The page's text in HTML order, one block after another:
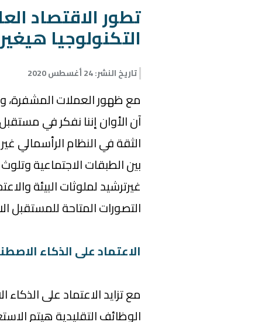
تطور الاقتصاد
التكنولوجيا
تاريخ النشر:24 أغسطس 2020
مع ظهور العملات المشفرة،
آن الأوان إننا نفكر في
الثقة في النظام الرأسمالي
بين الطبقات الاجتماعية
غيرترشيد لملوثات البيئة
التصورات المتاحة للمستقبل
الاعتماد على الذكاء
مع تزايد الاعتماد على
الوظائف التقليدية هيتم